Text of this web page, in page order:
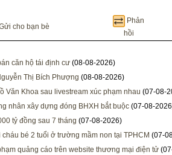
cho bạn bè
Phản
hồi
căn hộ tái định cư (08-08-2026)
Thị Bích Phượng (08-08-2026)
Văn Khoa sau livestream xúc phạm nhau (07-08-
nhân xây dựng đóng BHXH bắt buộc (07-08-
tỷ đồng sau 7 tháng (07-08-2026)
bé 2 tuổi ở trường mầm non tại TPHCM (07-
quảng cáo trên website thương mại điện tử